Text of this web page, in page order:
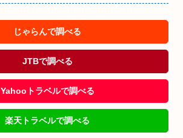
じゃらんで調べる
JTBで調べる
Yahooトラベルで調べる
楽天トラベルで調べる